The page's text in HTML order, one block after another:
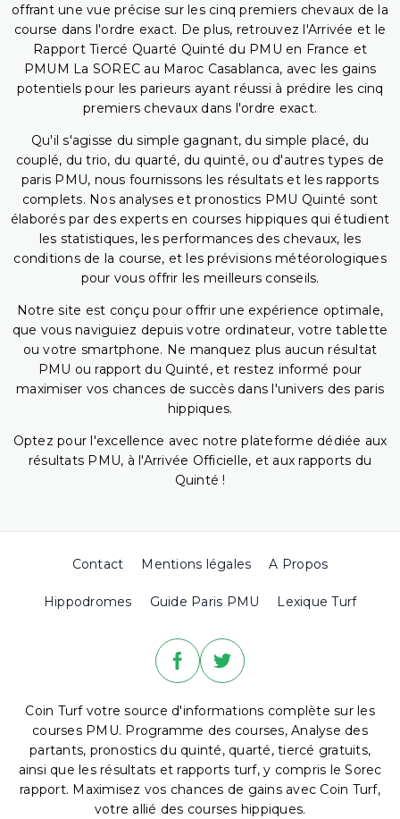
offrant une vue précise sur les cinq premiers chevaux de la
course dans l'ordre exact. De plus, retrouvez l'Arrivée et le
Rapport Tiercé Quarté Quinté du PMU en France et
PMUM La SOREC au Maroc Casablanca, avec les gains
potentiels pour les parieurs ayant réussi à prédire les cinq
premiers chevaux dans l'ordre exact.
Qu'il s'agisse du simple gagnant, du simple placé, du
couplé, du trio, du quarté, du quinté, ou d'autres types de
paris PMU, nous fournissons les résultats et les rapports
complets. Nos analyses et pronostics PMU Quinté sont
élaborés par des experts en courses hippiques qui étudient
les statistiques, les performances des chevaux, les
conditions de la course, et les prévisions météorologiques
pour vous offrir les meilleurs conseils.
Notre site est conçu pour offrir une expérience optimale,
que vous naviguiez depuis votre ordinateur, votre tablette
ou votre smartphone. Ne manquez plus aucun résultat
PMU ou rapport du Quinté, et restez informé pour
maximiser vos chances de succès dans l'univers des paris
hippiques.
Optez pour l'excellence avec notre plateforme dédiée aux
résultats PMU, à l'Arrivée Officielle, et aux rapports du
Quinté !
Contact Mentions légales A Propos
Hippodromes Guide Paris PMU Lexique Turf
Coin Turf votre source d'informations complète sur les
courses PMU. Programme des courses, Analyse des
partants, pronostics du quinté, quarté, tiercé gratuits,
ainsi que les résultats et rapports turf, y compris le Sorec
rapport. Maximisez vos chances de gains avec Coin Turf,
votre allié des courses hippiques.